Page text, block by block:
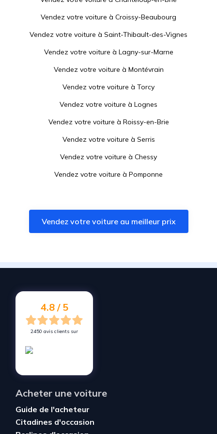
Vendez votre voiture à Croissy-Beaubourg
Vendez votre voiture à Saint-Thibault-des-Vignes
Vendez votre voiture à Lagny-sur-Marne
Vendez votre voiture à Montévrain
Vendez votre voiture à Torcy
Vendez votre voiture à Lognes
Vendez votre voiture à Roissy-en-Brie
Vendez votre voiture à Serris
Vendez votre voiture à Chessy
Vendez votre voiture à Pomponne
Vendez votre voiture àThorigny-sur-Marne
Vendez votre voiture à Vaires-sur-Marne
Vendez votre voiture à
Vendez votre voiture au meilleur prix
4.8 / 5
2450 avis clients sur
Acheter une voiture
Guide de l'acheteur
Citadines d'occasion